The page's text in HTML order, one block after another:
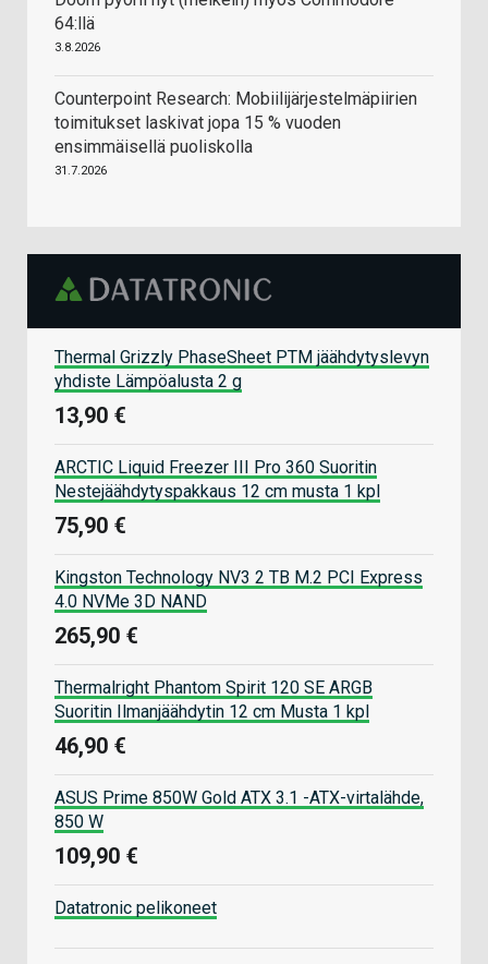
64:llä
3.8.2026
Counterpoint Research: Mobiilijärjestelmäpiirien
toimitukset laskivat jopa 15 % vuoden
ensimmäisellä puoliskolla
31.7.2026
Thermal Grizzly PhaseSheet PTM jäähdytyslevyn
yhdiste Lämpöalusta 2 g
13,90 €
ARCTIC Liquid Freezer III Pro 360 Suoritin
Nestejäähdytyspakkaus 12 cm musta 1 kpl
75,90 €
Kingston Technology NV3 2 TB M.2 PCI Express
4.0 NVMe 3D NAND
265,90 €
Thermalright Phantom Spirit 120 SE ARGB
Suoritin Ilmanjäähdytin 12 cm Musta 1 kpl
46,90 €
ASUS Prime 850W Gold ATX 3.1 -ATX-virtalähde,
850 W
109,90 €
Datatronic pelikoneet